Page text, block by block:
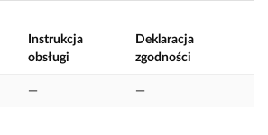
Instrukcja
obsługi
Deklaracja
zgodności
— —